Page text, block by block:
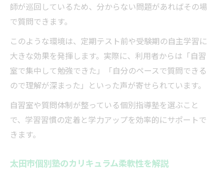
師が巡回しているため、分からない問題があればその場
で質問できます。
このような環境は、定期テスト前や受験期の自主学習に
大きな効果を発揮します。実際に、利用者からは「自習
室で集中して勉強できた」「自分のペースで質問できる
ので理解が深まった」といった声が寄せられています。
自習室や質問体制が整っている個別指導塾を選ぶこと
で、学習習慣の定着と学力アップを効率的にサポートで
きます。
太田市個別塾のカリキュラム柔軟性を解説